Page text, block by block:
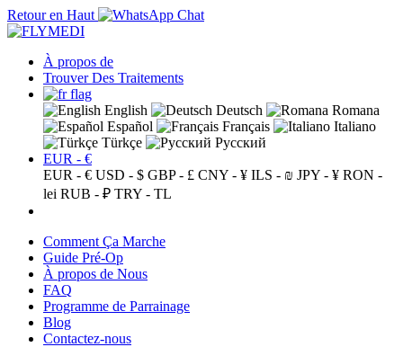
Retour en Haut
À propos de
Trouver Des Traitements
English Deutsch
Romana
Español
Français
Italiano
Türkçe
Русский
EUR - €
EUR - € USD - $ GBP - £ CNY - ¥ ILS - ₪ JPY - ¥ RON -
lei RUB - ₽ TRY - TL
Comment Ça Marche
Guide Pré-Op
À propos de Nous
FAQ
Programme de Parrainage
Blog
Contactez-nous